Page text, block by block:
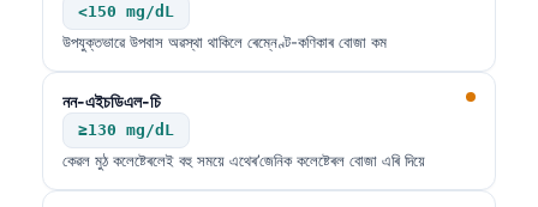
<150 mg/dL
উপযুক্তভাৱে উপবাস অৱস্থা থাকিলে ৰেম্নেণ্ট-কণিকাৰ বোজা কম
নন-এইচডিএল-চি
≥130 mg/dL
কেৱল মুঠ কলেষ্টেৰলেই বহু সময়ে এথেৰ’জেনিক কলেষ্টেৰল বোজা এৰি দিয়ে